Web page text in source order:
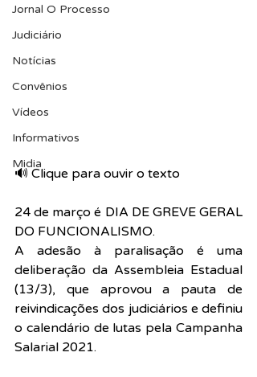
Jornal O Processo
Judiciário
Notícias
Convênios
Vídeos
Informativos
Midia
🔊 Clique para ouvir o texto
24 de março é DIA DE GREVE GERAL
DO FUNCIONALISMO.
A adesão à paralisação é uma
deliberação da Assembleia Estadual
(13/3), que aprovou a pauta de
reivindicações dos judiciários e definiu
o calendário de lutas pela Campanha
Salarial 2021.